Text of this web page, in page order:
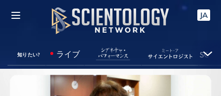
JA
知りたい? ライブ